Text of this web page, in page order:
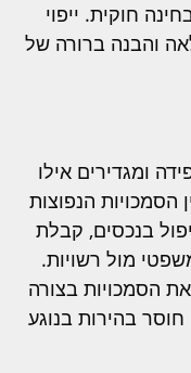
חוקית. ייפוי
והבנה ברורה של
ומגדירים אילו
הסמכויות הנפוצות
בנכסים, קבלת
מול רשויות.
הסמכויות בצורה
חוסר בהירות בנוגע